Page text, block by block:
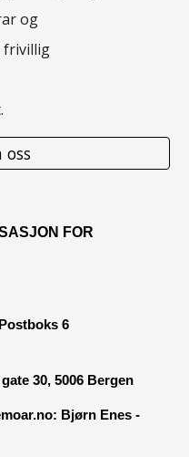
og
frivillig
oss
FOR
6
30, 5006 Bergen
Bjørn Enes -